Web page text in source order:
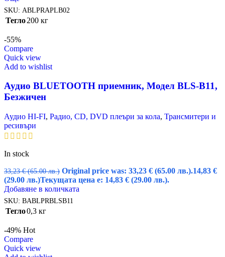
SKU: ABLPRAPLB02
Тегло200 кг
-55%
Compare
Quick view
Add to wishlist
Аудио BLUETOOTH приемник, Модел BLS-B11,
Безжичен
Аудио HI-FI, Радио, CD, DVD плеъри за кола, Трансмитери и
ресивъри
In stock
33,23€ (65.00 лв.) Original price was: 33,23 € (65.00 лв.).14,83 €
(29.00 лв.)Текущата цена е: 14,83 € (29.00 лв.).
Добавяне в количката
SKU: BABLPRBLSB11
Тегло0,3 кг
-49% Hot
Compare
Quick view